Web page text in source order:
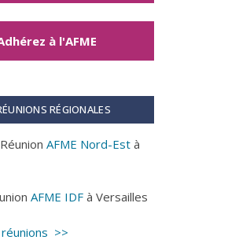
à l'AFME
RÉGIONALES
AFME Nord-Est à
AFME IDF à Versailles
>>